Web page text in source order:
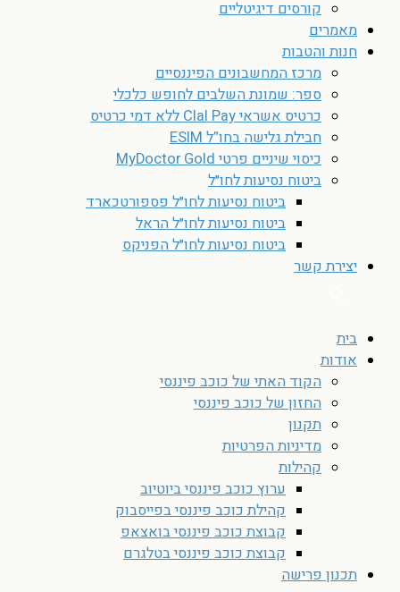
קורסים דיגיטליים
מאמרים
חנות והטבות
מרכז המחשבונים הפיננסיים
ספר: שמונת השלבים לחופש כלכלי
כרטיס אשראי Clal Pay ללא דמי כרטיס
חבילת גלישה בחו”ל ESIM
כיסוי שיניים פרטי MyDoctor Gold
ביטוח נסיעות לחו״ל
ביטוח נסיעות לחו״ל פספורטכארד
ביטוח נסיעות לחו״ל הראל
ביטוח נסיעות לחו״ל הפניקס
יצירת קשר
בית
אודות
הקוד האתי של כוכב פיננסי
החזון של כוכב פיננסי
תקנון
מדיניות הפרטיות
קהילות
ערוץ כוכב פיננסי ביוטיוב
קהילת כוכב פיננסי בפייסבוק
קבוצת כוכב פיננסי בואצאפ
קבוצת כוכב פיננסי בטלגרם
תכנון פרישה